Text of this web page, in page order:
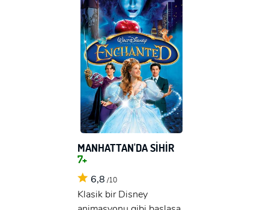
MANHATTAN'DA SİHİR
7+
6,8 /10
Klasik bir Disney